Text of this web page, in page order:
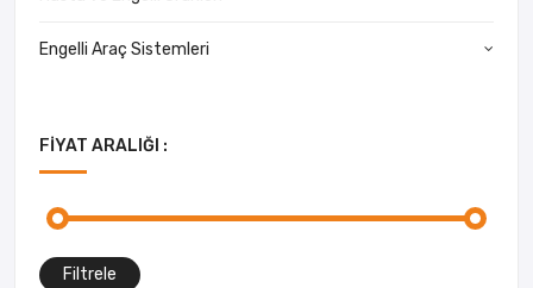
Engelli Araç Sistemleri
FIYAT ARALIĞI :
Filtrele